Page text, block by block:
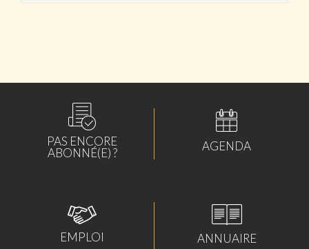
PAS ENCORE
ABONNÉ(E) ?
AGENDA
EMPLOI ANNUAIRE